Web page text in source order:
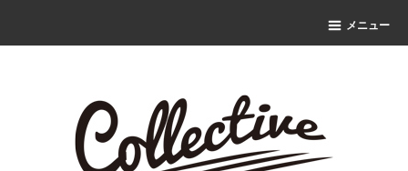
メニュー